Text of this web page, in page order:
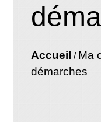
Accueil / Ma
démarches